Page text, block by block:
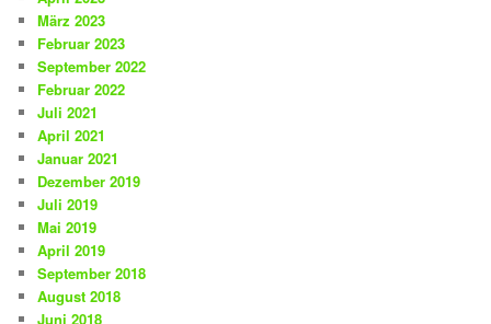
März 2023
Februar 2023
September 2022
Februar 2022
Juli 2021
April 2021
Januar 2021
Dezember 2019
Juli 2019
Mai 2019
April 2019
September 2018
August 2018
Juni 2018